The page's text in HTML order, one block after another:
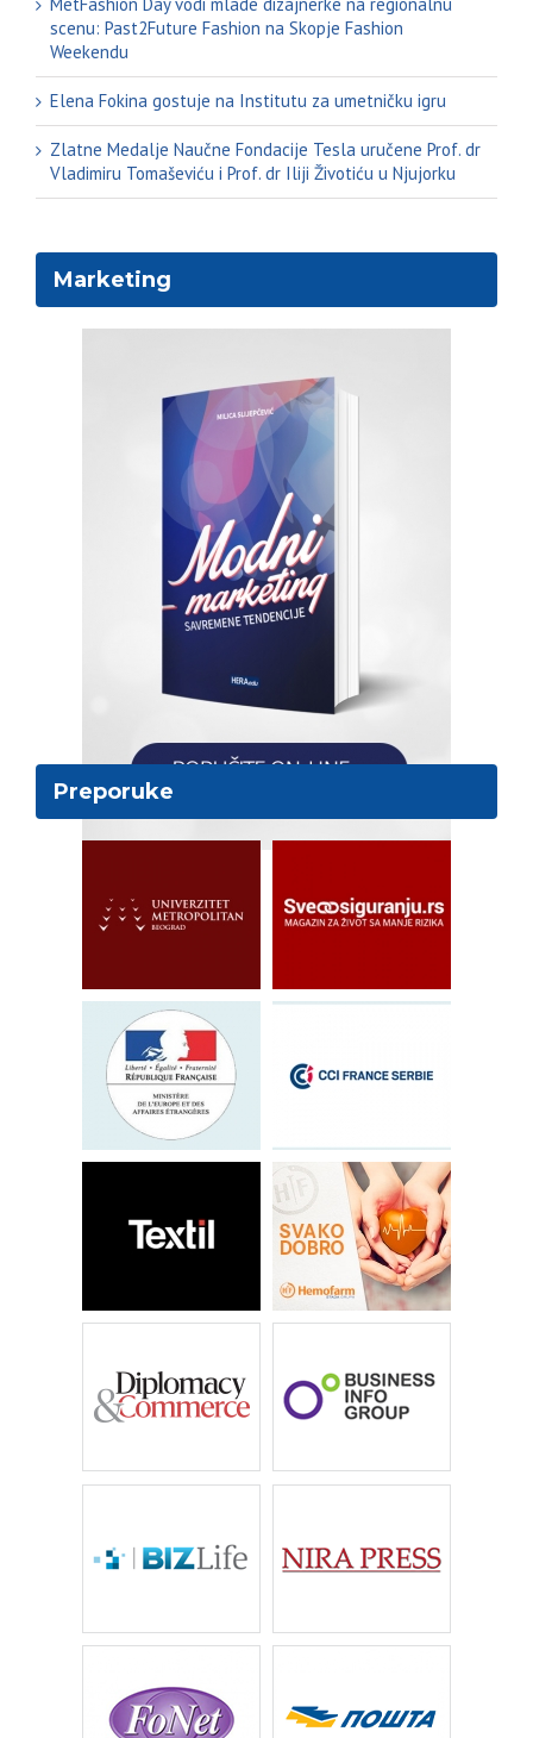
scenu: Past2Future Fashion na Skopje Fashion
Weekendu
Elena Fokina gostuje na Institutu za umetničku igru
Zlatne Medalje Naučne Fondacije Tesla uručene Prof. dr
Vladimiru Tomaševiću i Prof. dr Iliji Životiću u Njujorku
Marketing
Preporuke